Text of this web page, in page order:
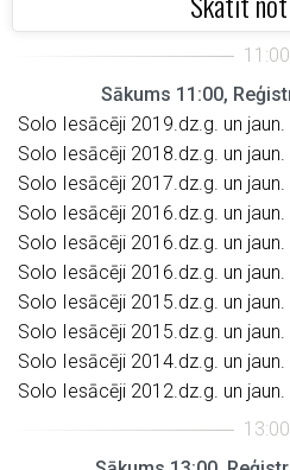
Sākums 11:00,
Solo Iesācēji 2019.dz.g. un jaun.
Solo Iesācēji 2018.dz.g. un jaun.
Solo Iesācēji 2017.dz.g. un jaun.
Solo Iesācēji 2016.dz.g. un jaun.
Solo Iesācēji 2016.dz.g. un jaun.
Solo Iesācēji 2016.dz.g. un jaun.
Solo Iesācēji 2015.dz.g. un jaun.
Solo Iesācēji 2015.dz.g. un jaun.
Solo Iesācēji 2014.dz.g. un jaun.
Solo Iesācēji 2012.dz.g. un jaun.